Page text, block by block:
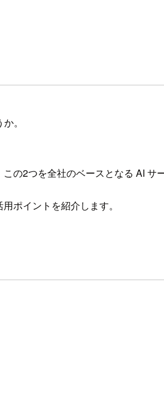
。
の2つを全社のベースとなる AI サ
ポイントを紹介します。